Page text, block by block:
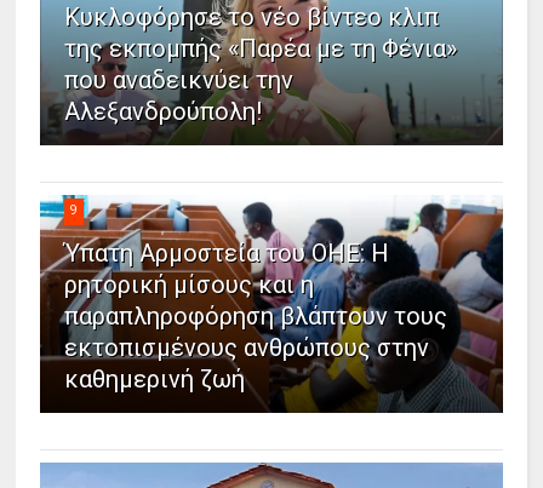
Κυκλοφόρησε το νέο βίντεο κλιπ
της εκπομπής «Παρέα με τη Φένια»
που αναδεικνύει την
Αλεξανδρούπολη!
9
Ύπατη Αρμοστεία του ΟΗΕ: Η
ρητορική μίσους και η
παραπληροφόρηση βλάπτουν τους
εκτοπισμένους ανθρώπους στην
καθημερινή ζωή